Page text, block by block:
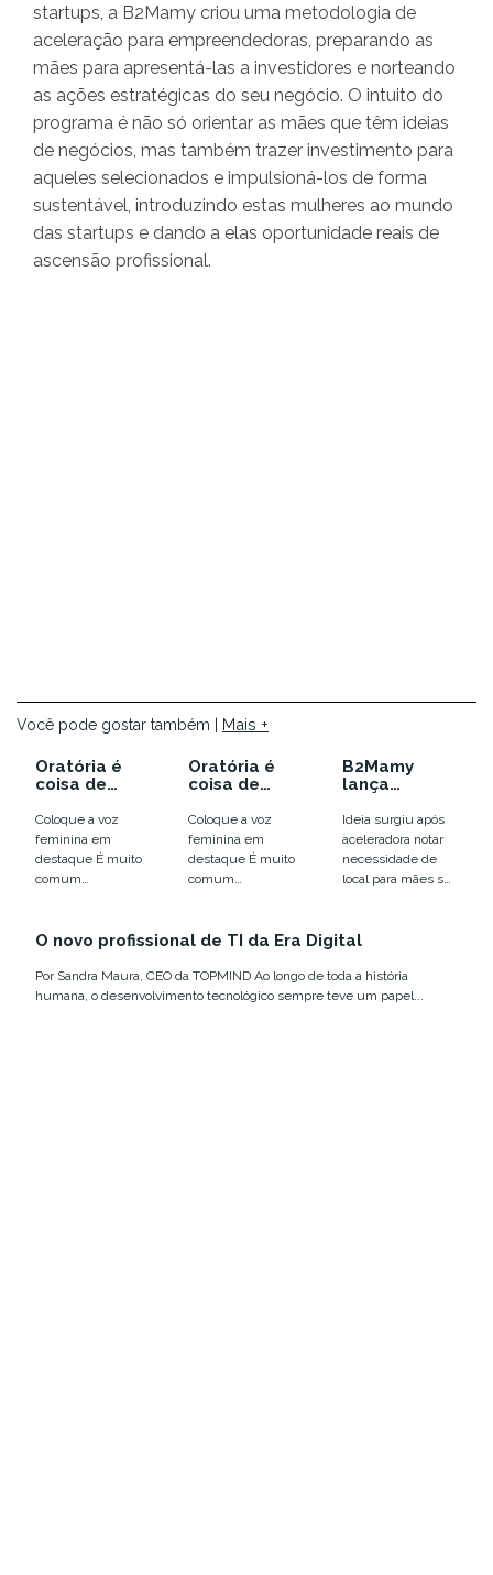
startups, a B2Mamy criou uma metodologia de
aceleração para empreendedoras, preparando as
mães para apresentá-las a investidores e norteando
as ações estratégicas do seu negócio. O intuito do
programa é não só orientar as mães que têm ideias
de negócios, mas também trazer investimento para
aqueles selecionados e impulsioná-los de forma
sustentável, introduzindo estas mulheres ao mundo
das startups e dando a elas oportunidade reais de
ascensão profissional.
Você pode gostar também | Mais +
Oratória é
coisa de
Coloque a voz
feminina em
destaque É muito
comum
competentes,
inteligentes e, até
mesmo, mulheres
Oratória é
coisa de
Coloque a voz
feminina em
destaque É muito
comum
competentes,
inteligentes e, até
mesmo, mulheres
B2Mamy
lança
o coletivo
para espaço
colaborativo
para mães
empreended
Ideia surgiu após
aceleradora notar
necessidade de
local para mães se
participarem de
B2Mamy [https:...
O novo profissional de TI da Era Digital
Por Sandra Maura, CEO da TOPMIND Ao longo de toda a história
humana, o desenvolvimento tecnológico sempre teve um papel...